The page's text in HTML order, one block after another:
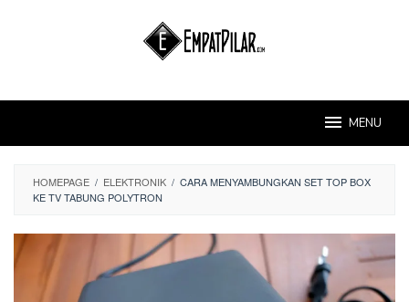
MENU
HOMEPAGE / ELEKTRONIK / CARA MENYAMBUNGKAN SET TOP BOX
KE TV TABUNG POLYTRON